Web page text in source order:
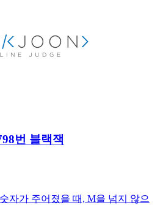
번 블랙잭
자가 주어졌을 때, M을 넘지 않으